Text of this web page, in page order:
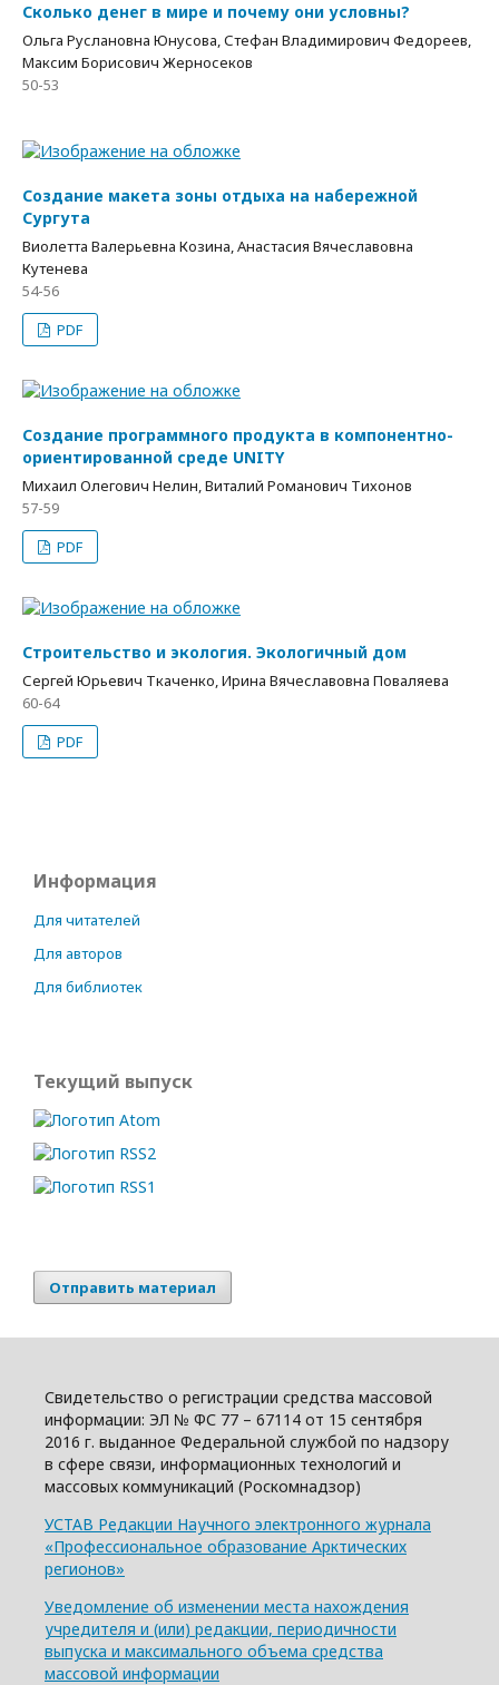
Сколько денег в мире и почему они условны?
Ольга Руслановна Юнусова, Стефан Владимирович Федореев,
Максим Борисович Жерносеков
50-53
Создание макета зоны отдыха на набережной
Сургута
Виолетта Валерьевна Козина, Анастасия Вячеславовна
Кутенева
54-56
PDF
Создание программного продукта в компонентно-
ориентированной среде UNITY
Михаил Олегович Нелин, Виталий Романович Тихонов
57-59
PDF
Строительство и экология. Экологичный дом
Сергей Юрьевич Ткаченко, Ирина Вячеславовна Поваляева
60-64
PDF
Информация
Для читателей
Для авторов
Для библиотек
Текущий выпуск
Отправить материал
Свидетельство о регистрации средства массовой
информации: ЭЛ № ФС 77 – 67114 от 15 сентября
2016 г. выданное Федеральной службой по надзору
в сфере связи, информационных технологий и
массовых коммуникаций (Роскомнадзор)
УСТАВ Редакции Научного электронного журнала
«Профессиональное образование Арктических
регионов»
Уведомление об изменении места нахождения
учредителя и (или) редакции, периодичности
выпуска и максимального объема средства
массовой информации